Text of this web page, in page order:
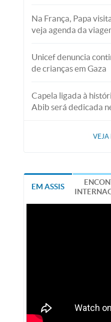
Na França, Papa
veja agenda da
Unicef denuncia
de crianças em Gaza
Capela ligada à
Abib será dedicada
VEJA
EM ASSIS